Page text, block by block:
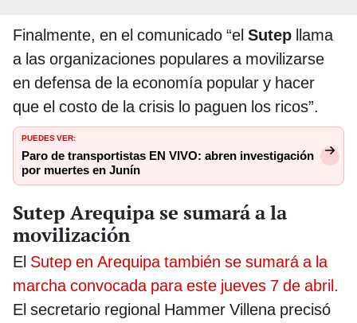
Finalmente, en el comunicado “el Sutep llama
a las organizaciones populares a movilizarse
en defensa de la economía popular y hacer
que el costo de la crisis lo paguen los ricos”.
PUEDES VER:
Paro de transportistas EN VIVO: abren investigación
por muertes en Junín
Sutep Arequipa se sumará a la
movilización
El Sutep en Arequipa también se sumará a la
marcha convocada para este jueves 7 de abril.
El secretario regional Hammer Villena precisó